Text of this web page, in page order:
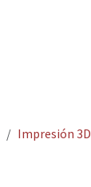
Impresión 3D